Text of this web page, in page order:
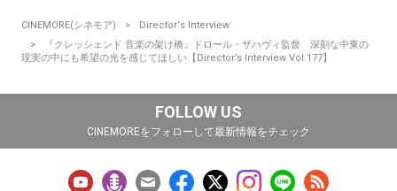
CINEMORE(シネモア)
Director‘s Interview
『クレッシェンド 音楽の架け橋』ドロール・ザハヴィ監督 深刻な中東の
現実の中にも希望の光を感じてほしい【Director’s Interview Vol.177】
FOLLOW US
CINEMOREをフォローして最新情報をチェック